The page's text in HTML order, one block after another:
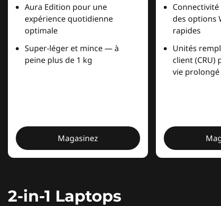
Aura Edition pour une
expérience quotidienne
optimale
Super-léger et mince — à
peine plus de 1 kg
Magasinez
des options
rapides
Unités
client (CRU)
vie prolongé
2-in-1 Laptops